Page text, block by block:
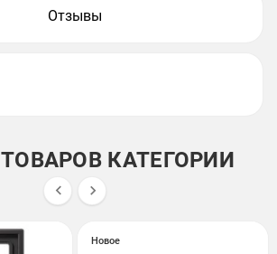
Отзывы
КАТЕГОРИИ
 
Новое